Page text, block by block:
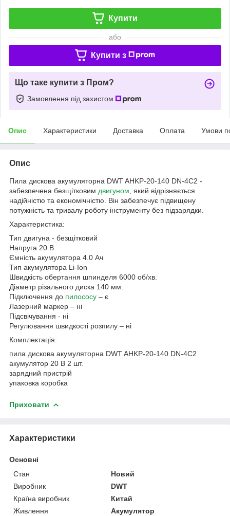
Купити
або
Купити з
Що таке купити з Пром?
Замовлення під захистом
Опис Характеристики Доставка Оплата Умови
Опис
Пила дискова акумуляторна DWT AHKP-20-140 DN-4C2 -
забезпечена безщітковим двигуном , який відрізняється
надійністю та економічністю. Він забезпечує підвищену
потужність та тривалу роботу інструменту без підзарядки.
Характеристика:
Тип двигуна - безщітковий
Напруга 20 В
Ємність акумулятора 4.0 Ач
Тип акумулятора Li-Ion
Швидкість обертання шпинделя 6000 об/хв.
Діаметр різального диска 140 мм.
Підключення до пилососу – є
Лазерний маркер – ні
Підсвічування - ні
Регулювання швидкості розпилу – ні
Комплектація:
пила дискова акумуляторна DWT AHKP-20-140 DN-4C2
акумулятор 20 В 2 шт.
зарядний пристрій
упаковка коробка
Приховати
Характеристики
Основні
Стан
Новий
Виробник
DWT
Країна виробник
Китай
Живлення
Акумулятор